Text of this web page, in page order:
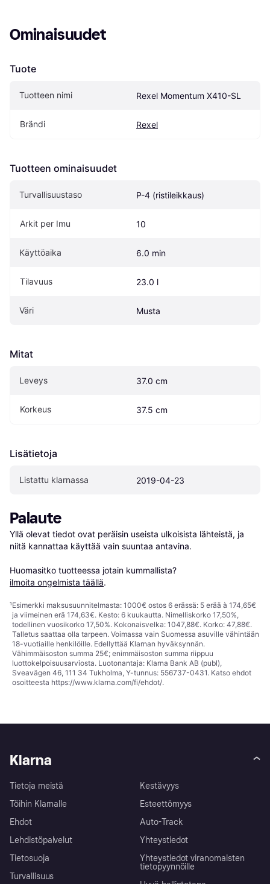
Ominaisuudet
Tuote
Tuotteen nimi Rexel Momentum X410-SL
Brändi Rexel
Tuotteen ominaisuudet
Turvallisuustaso P-4 (ristileikkaus)
Arkit per Imu 10
Käyttöaika 6.0 min
Tilavuus 23.0 l
Väri Musta
Mitat
Leveys 37.0 cm
Korkeus 37.5 cm
Lisätietoja
Listattu klarnassa 2019-04-23
Palaute
Yllä olevat tiedot ovat peräisin useista ulkoisista lähteistä, ja
niitä kannattaa käyttää vain suuntaa antavina.
Huomasitko tuotteessa jotain kummallista?
ilmoita ongelmista täällä.
¹Esimerkki maksusuunnitelmasta: 1000€ ostos 6 erässä: 5 erää à 174,65€
ja viimeinen erä 174,63€. Kesto: 6 kuukautta. Nimelliskorko 17,50%,
todellinen vuosikorko 17,50%. Kokonaisvelka: 1047,88€. Korko: 47,88€.
Talletus saattaa olla tarpeen. Voimassa vain Suomessa asuville vähintään
18-vuotiaille henkilöille. Edellyttää Klarnan hyväksynnän.
Vähimmäisoston summa 25€; enimmäisoston summa riippuu
luottokelpoisuusarviosta. Luotonantaja: Klarna Bank AB (publ),
Sveavägen 46, 111 34 Tukholma, Y-tunnus: 556737-0431. Katso ehdot
osoitteesta https://www.klarna.com/fi/ehdot/.
Klarna
Tietoja meistä
Töihin Klarnalle
Ehdot
Lehdistöpalvelut
Tietosuoja
Turvallisuus
Kestävyys
Esteettömyys
Auto-Track
Yhteystiedot
Yhteystiedot viranomaisten
tietopyynnöille